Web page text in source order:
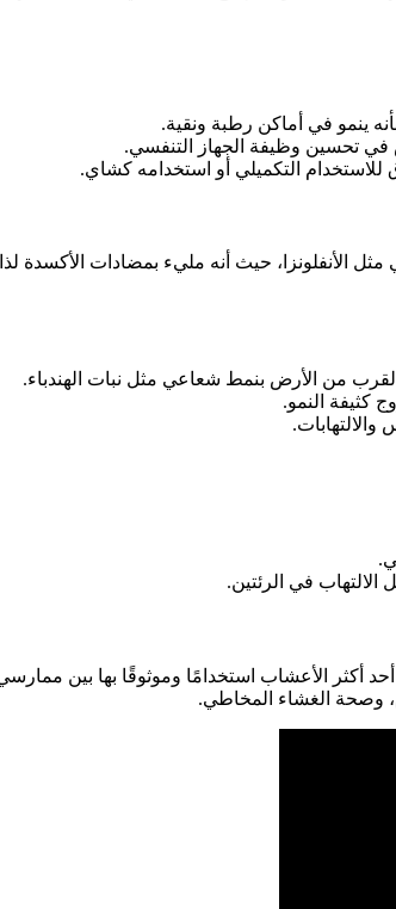
ينمو في أماكن رطبة ونقية.
في تحسين وظيفة الجهاز التنفسي.
التكميلي أو استخدامه كشاي.
حيث أنه مليء بمضادات الأكسدة
من الأرض بنمط شعاعي مثل نبات الهندباء.
كثيفة النمو.
في الرئتين.
أكثر الأعشاب استخدامًا وموثوقًا بها بين
وصحة الغشاء المخاطي.